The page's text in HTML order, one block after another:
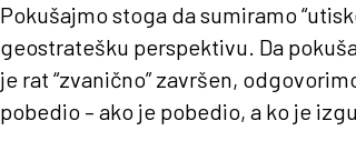
Pokušajmo stoga da sumiramo
geostratešku perspektivu. Da
je rat “zvanično” završen,
pobedio – ako je pobedio, a ko je